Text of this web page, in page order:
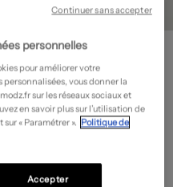
personnelles
pour améliorer votre
vous donner la
sur les réseaux sociaux et
en savoir plus sur l’utilisation de
« Paramétrer ». Politique de
Accepter
Continuer sans accepter